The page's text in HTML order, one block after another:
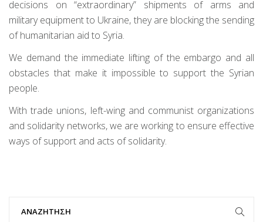
decisions on “extraordinary” shipments of arms and
military equipment to Ukraine, they are blocking the sending
of humanitarian aid to Syria.
We demand the immediate lifting of the embargo and all
obstacles that make it impossible to support the Syrian
people.
With trade unions, left-wing and communist organizations
and solidarity networks, we are working to ensure effective
ways of support and acts of solidarity.